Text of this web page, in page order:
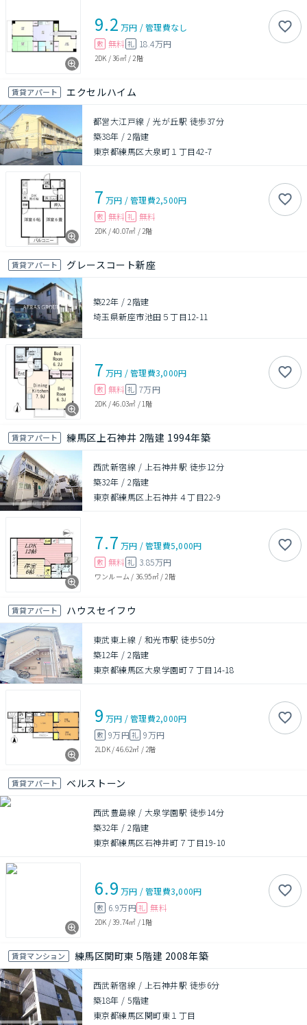
9.2 万円 /管理費なし
敷 無料 礼 18.4万円
2DK /36㎡/ 2階
賃貸アパート エクセルハイム
都営大江戸線 / 光が丘駅 徒歩37分
築38年 /2階建
東京都練馬区大泉町１丁目42-7
7 万円 /管理費2,500円
敷 無料 礼 無料
2DK /40.07㎡ / 2階
賃貸アパート グレースコート新座
築22年 /2階建
埼玉県新座市池田５丁目12-11
7 万円 /管理費3,000円
敷 無料 礼 7万円
2DK /46.03㎡ / 1階
賃貸アパート 練馬区上石神井 2階建 1994年築
西武新宿線 / 上石神井駅 徒歩12分
築32年 /2階建
東京都練馬区上石神井４丁目22-9
7.7 万円 /管理費5,000円
敷 無料 礼 3.85万円
ワンルーム / 36.95㎡/ 2階
賃貸アパート ハウスセイフウ
東武東上線 / 和光市駅 徒歩50分
築12年 /2階建
東京都練馬区大泉学園町７丁目14-18
9 万円 /管理費2,000円
敷 9万円礼 9万円
2LDK/46.62㎡ / 2階
賃貸アパート ベルストーン
西武豊島線 / 大泉学園駅 徒歩14分
築32年 /2階建
東京都練馬区石神井町７丁目19-10
6.9 万円 /管理費3,000円
敷 6.9万円 礼 無料
2DK /39.74㎡ / 1階
賃貸マンション 練馬区関町東 5階建 2008年築
西武新宿線 / 上石神井駅 徒歩6分
築18年 /5階建
東京都練馬区関町東１丁目